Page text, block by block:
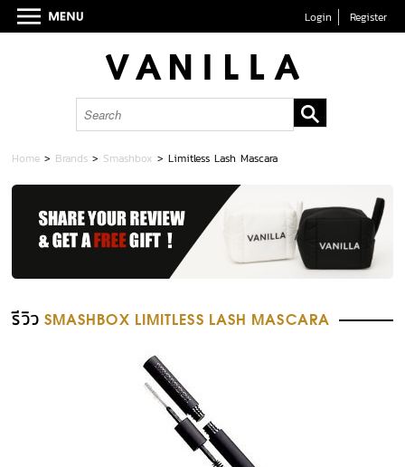
Login Register
Home > Brands > Smashbox >Limitless Lash Mascara
รีวิว SMASHBOX LIMITLESS LASH MASCARA